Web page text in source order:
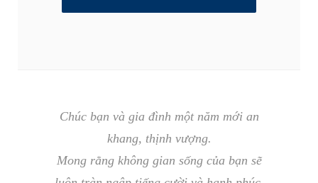
Chúc bạn và gia đình một năm mới an
khang, thịnh vượng.
Mong rằng không gian sống của bạn sẽ